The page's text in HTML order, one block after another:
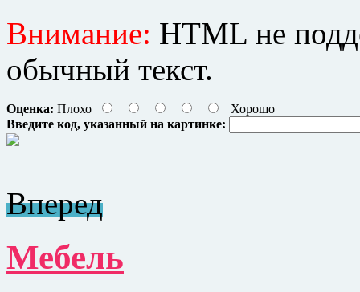
Внимание: HTML не
обычный текст.
Оценка: Плохо
Хорошо
Введите код, указанный на картинке:
Вперед
Мебель